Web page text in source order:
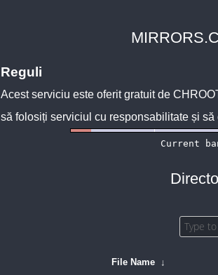
Reguli
Acest serviciu este oferit gratuit de
să folosiți serviciul cu responsabilitate și să
File Name ↓